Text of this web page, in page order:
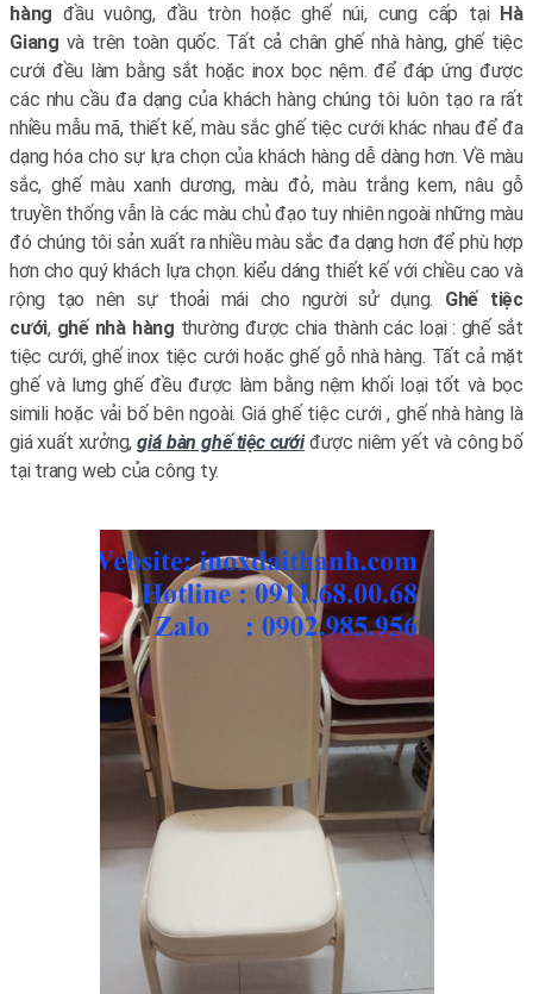
hàng đầu vuông, đầu tròn hoặc ghế núi, cung cấp tại Hà
Giang và trên toàn quốc. Tất cả chân ghế nhà hàng, ghế tiệc
cưới đều làm bằng sắt hoặc inox bọc nệm. để đáp ứng được
các nhu cầu đa dạng của khách hàng chúng tôi luôn tạo ra rất
nhiều mẫu mã, thiết kế, màu sắc ghế tiệc cưới khác nhau để đa
dạng hóa cho sự lựa chọn của khách hàng dễ dàng hơn. Về màu
sắc, ghế màu xanh dương, màu đỏ, màu trắng kem, nâu gỗ
truyền thống vẫn là các màu chủ đạo tuy nhiên ngoài những màu
đó chúng tôi sản xuất ra nhiều màu sắc đa dạng hơn để phù hợp
hơn cho quý khách lựa chọn. kiểu dáng thiết kế với chiều cao và
rộng tạo nên sự thoải mái cho người sử dụng. Ghế tiệc
cưới, ghế nhà hàng thường được chia thành các loại : ghế sắt
tiệc cưới, ghế inox tiệc cưới hoặc ghế gỗ nhà hàng. Tất cả mặt
ghế và lưng ghế đều được làm bằng nệm khối loại tốt và bọc
simili hoặc vải bố bên ngoài. Giá ghế tiệc cưới , ghế nhà hàng là
giá xuất xưởng,giá bàn ghế tiệc cướiđược niêm yết và công bố
tại trang web của công ty.